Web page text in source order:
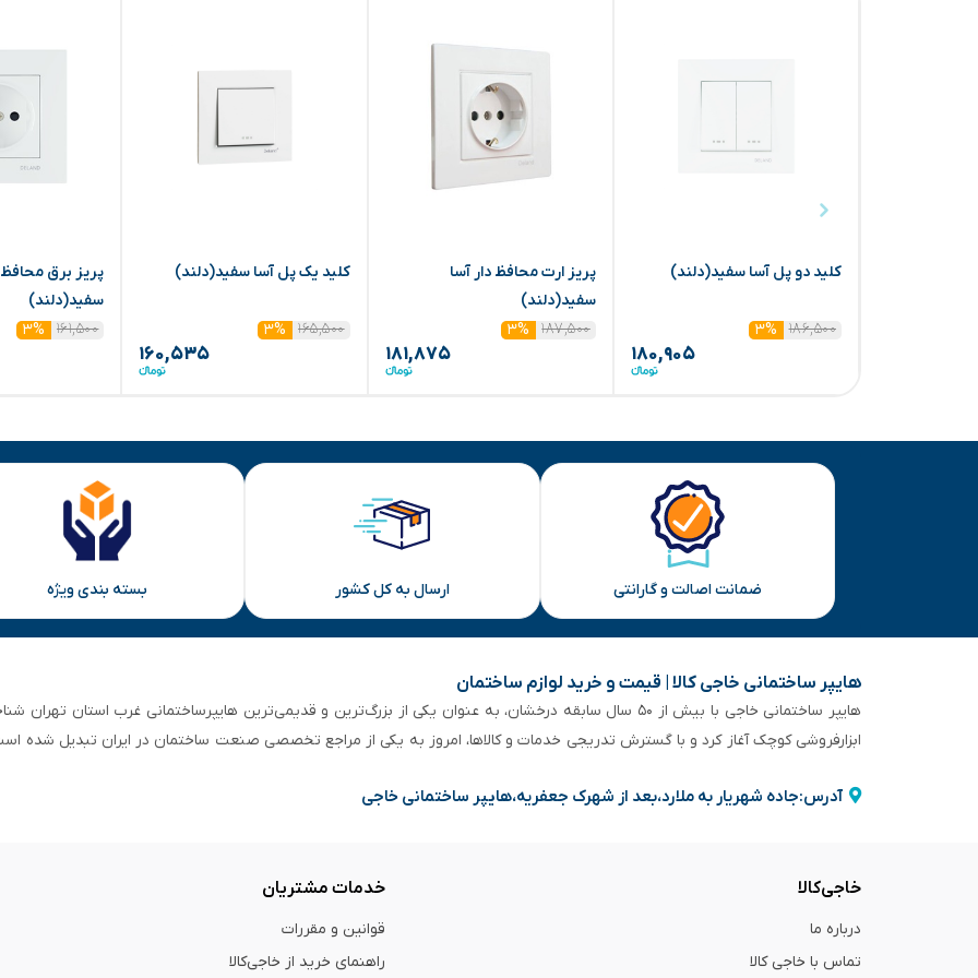
کلید دو پل آسا سفید(دلند)
۱۸۶,۵۰۰ ۳%
۱۸۰,۹۰۵
پریز ارت محافظ دار آسا
سفید(دلند)
۱۸۷,۵۰۰
۳%
۱۸۱,۸۷۵
کلید یک پل آسا سفید(دلند)
۱۶۵,۵۰۰ ۳%
۱۶۰,۵۳۵
پریز برق محافظ
سفید(دلند)
۱۶۱,۵۰۰
۳%
ضمانت اصالت و گارانتی ارسال به کل کشور بسته بندی ویژه
هایپر ساختمانی خاجی‌ کالا | قیمت و خرید لوازم ساختمان
هایپر ساختمانی خاجی‌ با بیش از ۵۰ سال سابقه‌ درخشان، به عنوان یکی از بزرگ‌ترین و قدیمی‌ترین هایپرساختمانی‌ غرب
ابزارفروشی کوچک آغاز کرد و با گسترش تدریجی خدمات و کالاها، امروز به یکی از مراجع تخصصی صنعت ساختمان در ایران تبدیل شده
آدرس:جاده شهریار به ملارد،بعد از شهرک جعفریه،هایپر ساختمانی خاجی
خاجی‌کالا
درباره ما
تماس با خاجی کالا
خدمات مشتریان
قوانین و مقررات
راهنمای خرید از خاجی‌کالا